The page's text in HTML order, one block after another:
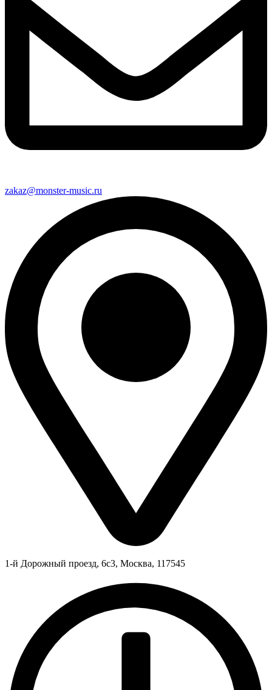
zakaz@monster-music.ru
1-й Дорожный проезд, 6с3, Москва, 117545